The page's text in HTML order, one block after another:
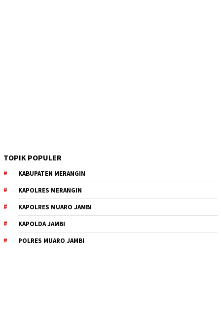
TOPIK POPULER
KABUPATEN MERANGIN
KAPOLRES MERANGIN
KAPOLRES MUARO JAMBI
KAPOLDA JAMBI
POLRES MUARO JAMBI